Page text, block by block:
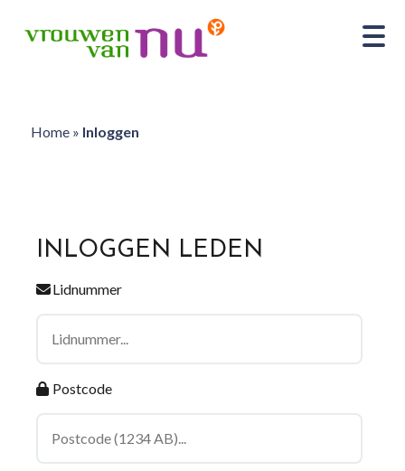
Home» Inloggen
INLOGGEN LEDEN
Lidnummer
Postcode